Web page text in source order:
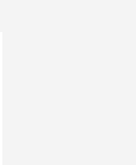
хром